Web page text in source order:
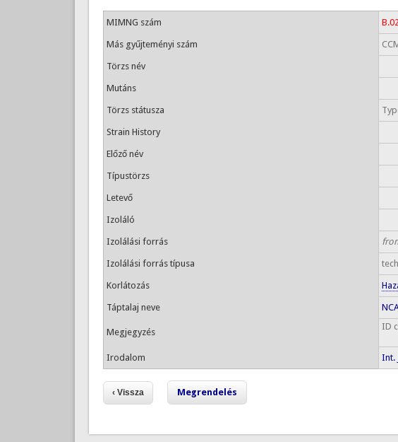
MIMNG szám
Más gyűjteményi szám
Törzs név
Mutáns
Törzs státusza
Strain History
Előző név
Típustörzs
Letevő
Izoláló
Izolálási forrás
Izolálási forrás típusa
Korlátozás
Táptalaj neve
Megjegyzés
ID
Irodalom Int.
Megrendelés